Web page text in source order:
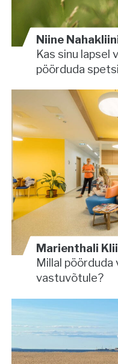
Niine
Kas sinu lapsel
pöörduda
Marienthali
Millal
vastuvõtule?